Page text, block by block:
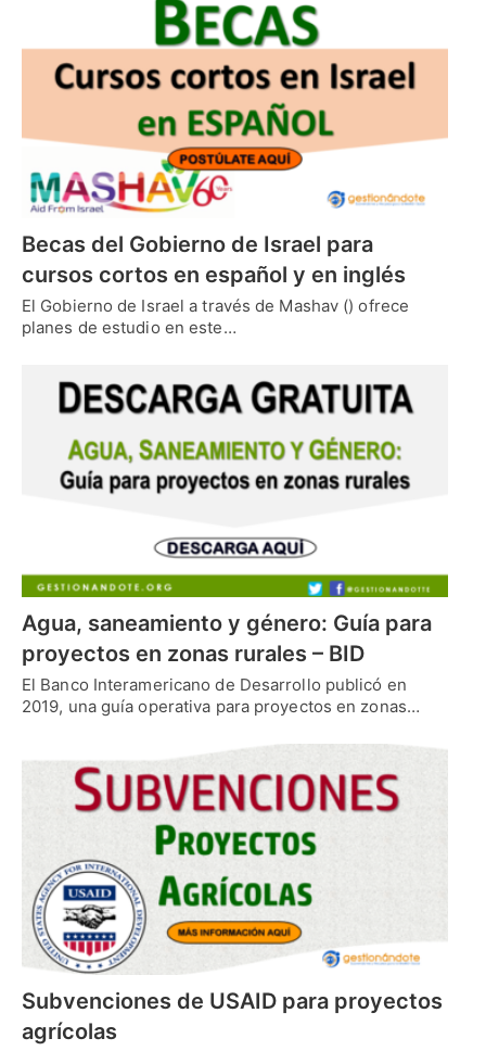
Becas del Gobierno de Israel para
cursos cortos en español y en inglés
El Gobierno de Israel a través de Mashav () ofrece
planes de estudio en este…
Agua, saneamiento y género: Guía para
proyectos en zonas rurales – BID
El Banco Interamericano de Desarrollo publicó en
2019, una guía operativa para proyectos en zonas…
Subvenciones de USAID para proyectos
agrícolas